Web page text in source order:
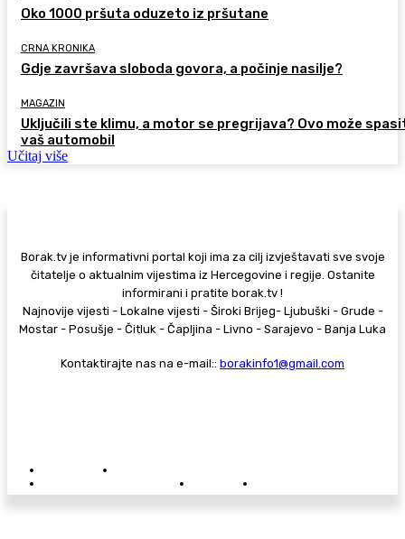
Oko 1000 pršuta oduzeto iz pršutane
CRNA KRONIKA
Gdje završava sloboda govora, a počinje nasilje?
MAGAZIN
Uključili ste klimu, a motor se pregrijava? Ovo može
vaš automobil
Učitaj više
Borak.tv je informativni portal koji ima za cilj izvještavati sve svoje
čitatelje o aktualnim vijestima iz Hercegovine i regije. Ostanite
informirani i pratite borak.tv !
Najnovije vijesti - Lokalne vijesti - Široki Brijeg- Ljubuški - Grude -
Mostar - Posušje - Čitluk - Čapljina - Livno - Sarajevo - Banja Luka
Kontaktirajte nas na e-mail:: borakinfo1@gmail.com